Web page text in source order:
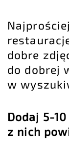
dobre
do dobrej
w
Dodaj 5-
z nich